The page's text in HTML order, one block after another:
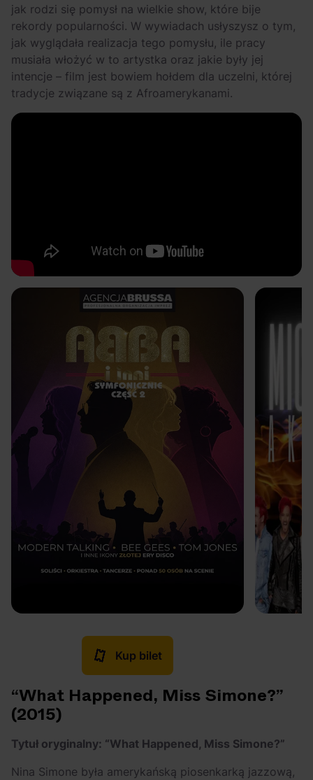
jak rodzi się pomysł na wielkie show, które bije
rekordy popularności. W wywiadach usłyszysz o tym,
jak wyglądała realizacja tego pomysłu, ile pracy
musiała włożyć w to artystka oraz jakie były jej
intencje – film jest bowiem hołdem dla uczelni, której
tradycje związane są z Afroamerykanami.
Kup bilet
“What Happened, Miss Simone?”
(2015)
Tytuł oryginalny: “What Happened, Miss Simone?”
Nina Simone była amerykańską piosenkarką jazzową,